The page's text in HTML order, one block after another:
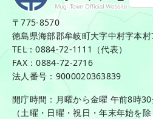
〒775-8570
徳島県海部郡牟岐町大字中村字本
TEL：0884-72-1111（代表）
FAX：0884-72-2716
法人番号：9000020363839
開庁時間：月曜から金曜 午前8時
（土曜・日曜・祝日・年末年始を